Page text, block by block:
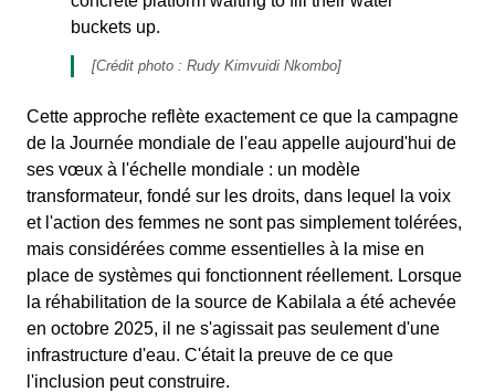
[Crédit photo : Rudy Kimvuidi Nkombo]
Cette approche reflète exactement ce que la campagne
de la Journée mondiale de l'eau appelle aujourd'hui de
ses vœux à l'échelle mondiale : un modèle
transformateur, fondé sur les droits, dans lequel la voix
et l'action des femmes ne sont pas simplement tolérées,
mais considérées comme essentielles à la mise en
place de systèmes qui fonctionnent réellement. Lorsque
la réhabilitation de la source de Kabilala a été achevée
en octobre 2025, il ne s'agissait pas seulement d'une
infrastructure d'eau. C'était la preuve de ce que
l'inclusion peut construire.